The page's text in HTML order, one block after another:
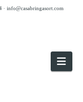
· info@casabringasort.com